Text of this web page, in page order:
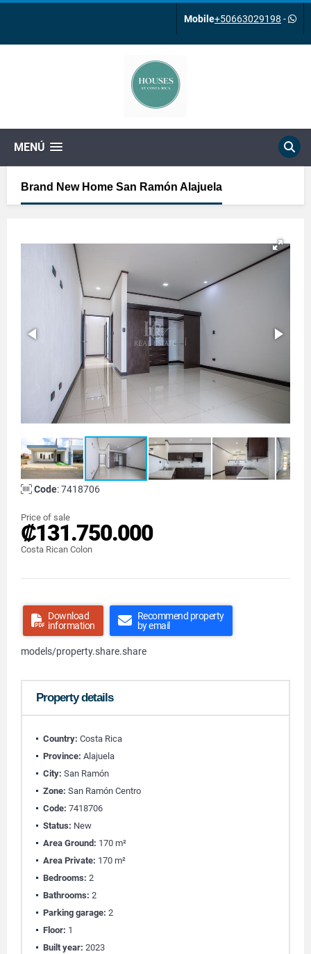
Mobile+50663029198 -
MENÚ
Brand New Home San Ramón Alajuela
Code: 7418706
Price of sale
₡131.750.000
Costa Rican Colon
Download
information
Recommend property
by email
models/property.share.share
Property details
Country: Costa Rica
Province: Alajuela
City: San Ramón
Zone: San Ramón Centro
Code: 7418706
Status: New
Area Ground: 170 m²
Area Private: 170 m²
Bedrooms: 2
Bathrooms: 2
Parking garage: 2
Floor: 1
Built year: 2023